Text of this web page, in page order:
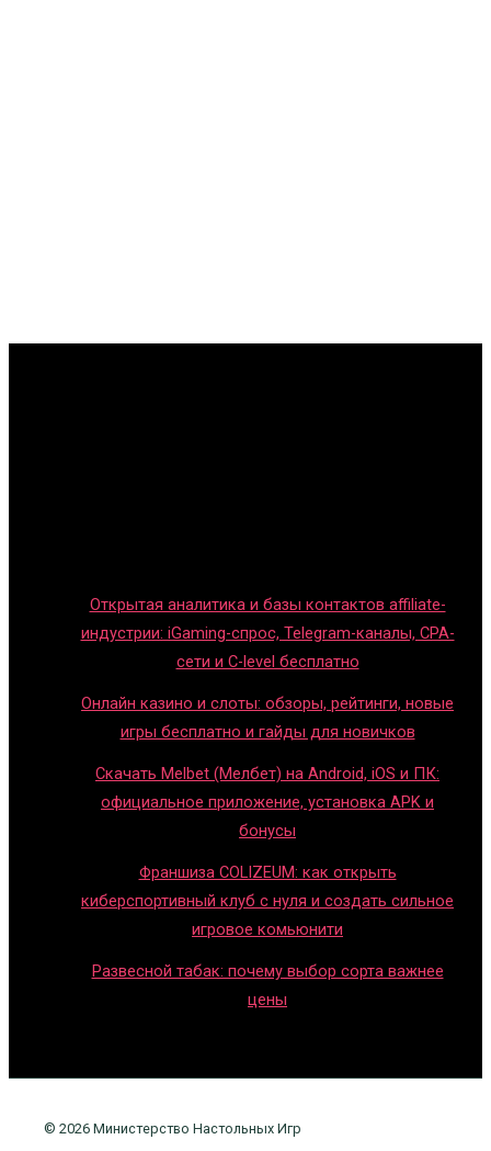
Открытая аналитика и базы контактов affiliate-
индустрии: iGaming-спрос, Telegram-каналы, CPA-
сети и C-level бесплатно
Онлайн казино и слоты: обзоры, рейтинги, новые
игры бесплатно и гайды для новичков
Скачать Melbet (Мелбет) на Android, iOS и ПК:
официальное приложение, установка APK и
бонусы
Франшиза COLIZEUM: как открыть
киберспортивный клуб с нуля и создать сильное
игровое комьюнити
Развесной табак: почему выбор сорта важнее
цены
© 2026 Министерство Настольных Игр